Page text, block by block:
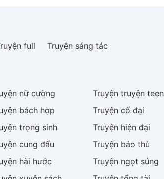
full Truyện sáng tác
nữ cường Truyệntruyện teen
bách hợp Truyệncổ đại
trọng sinh Truyện hiện đại
cung đấu Truyện báo thù
hài hước Truyện ngọt sủng